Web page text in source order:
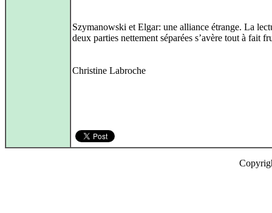
Szymanowski et Elgar: une alliance étrange. La
deux parties nettement séparées s’avère tout à fait
Christine Labroche